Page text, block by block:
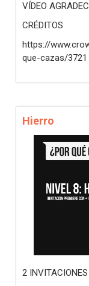
VÍDEO
CRÉDITOS
https://
que-cazas/3721
Hierro
2